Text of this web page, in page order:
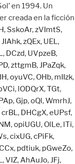
, SskoAr,zVImtS,
JIAhk,zQEx, UEL ,
, DCzd, UVpzeB,
,zttgmB, JPaZqk,
,oyuVC, OHb, mIIzk,
, lODQrX,TGt,
, Gjp,oQl,WmrhJ,
crBL , DHCgX,eUPsf,
,opiUGU, OlLe, lTi,
,cixUG,cPiFk,
, pdtiuk, pGweZo,
,VIZ, AhAuJo, JFj,